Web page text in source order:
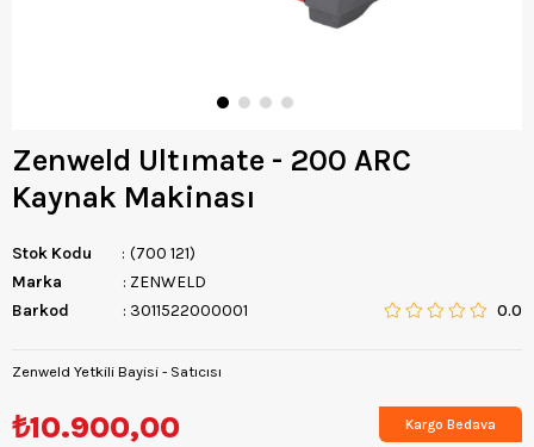
Zenweld Ultımate - 200 ARC
Kaynak Makinası
Stok Kodu
(700 121)
Marka
: ZENWELD
Barkod
: 3011522000001 0.0
Zenweld Yetkili Bayisi - Satıcısı
₺10.900,00 Kargo Bedava